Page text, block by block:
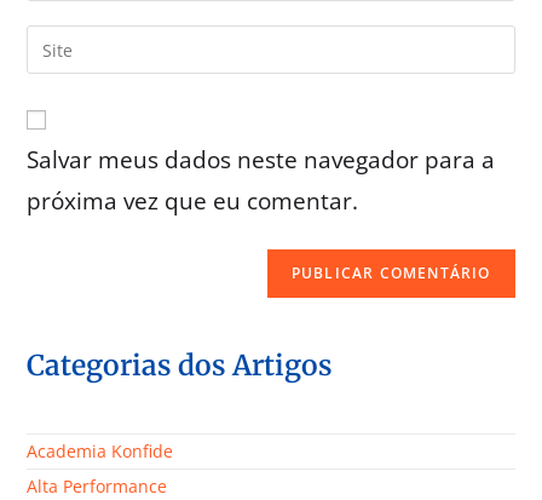
Salvar meus dados neste navegador para a
próxima vez que eu comentar.
Categorias dos Artigos
Academia Konfide
Alta Performance